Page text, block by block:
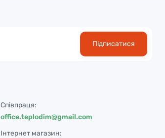
Підписатися
Співпраця:
office.teplodim@gmail.com
Інтернет магазин: